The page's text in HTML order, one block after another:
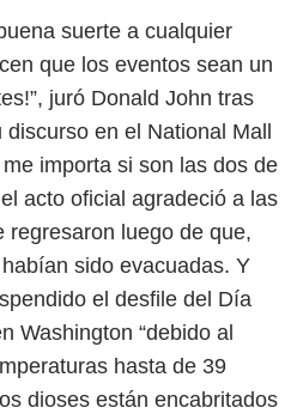
suerte a cualquier
que los eventos sean un
juró Donald John tras
en el National Mall
importa si son las dos de
acto oficial agradeció a las
regresaron luego de que,
sido evacuadas. Y
el desfile del Día
Washington “debido al
hasta de 39
dioses están encabritados